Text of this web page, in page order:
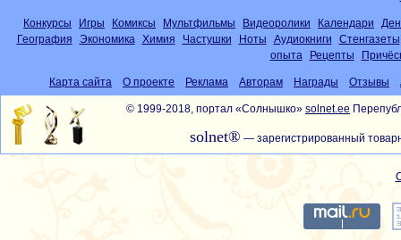
Конкурсы Игры Комиксы Мультфильмы Видеоролики Календари
География
Экономика Химия Частушки Ноты Аудиокниги
Стенгазеты
опыта
Рецепты
Карта сайта О проекте Реклама Авторам Награды Отзывы
© 1999-2018, портал «Солнышко» solnet.ee
solnet® — зарегистрированный